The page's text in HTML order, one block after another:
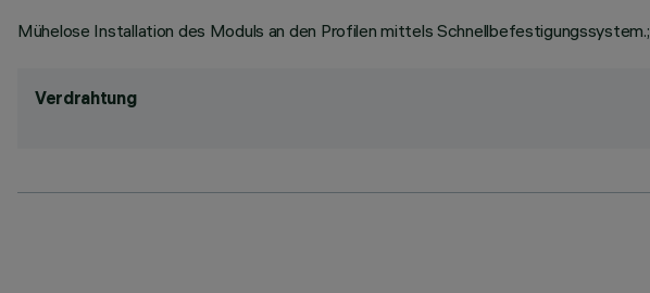
Mühelose Installation des Moduls an den Profilen mittels Schnellbefestigungssystem.;
Verdrahtung